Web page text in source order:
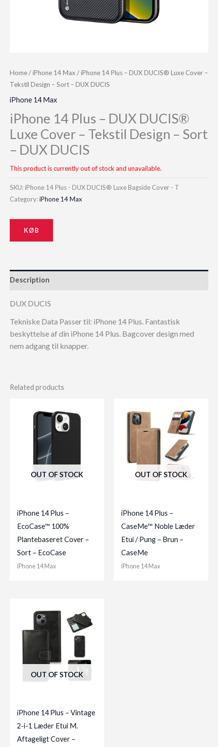
Home/iPhone 14 Max / iPhone 14 Plus – DUX DUCIS® Luxe Cover –
Tekstil Design – Sort – DUX DUCIS
iPhone 14 Max
iPhone 14 Plus – DUX DUCIS®
Luxe Cover – Tekstil Design – Sort
– DUX DUCIS
This product is currently out of stock and unavailable.
SKU: iPhone 14 Plus - DUX DUCIS® Luxe Bagside Cover - T
Category:iPhone 14 Max
KØB
Description
DUX DUCIS
Tekniske Data Passer til: iPhone 14 Plus. Fantastisk
beskyttelse af din iPhone 14 Plus. Bagcover design med
nem adgang til knapper.
Related products
OUT OF STOCK
iPhone 14 Plus –
EcoCase™ 100%
Plantebaseret Cover –
Sort – EcoCase
iPhone 14 Max
OUT OF STOCK
iPhone 14 Plus –
CaseMe™ Noble Læder
Etui / Pung – Brun –
CaseMe
iPhone 14 Max
OUT OF STOCK
iPhone 14 Plus – Vintage
2-i-1 Læder Etui M.
Aftageligt Cover –